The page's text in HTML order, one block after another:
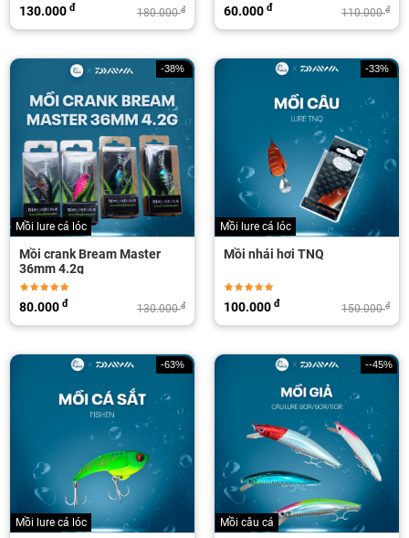
180.000đ
130.000 đ 110.000đ
60.000 đ
-38%
Mồi lure cá lóc
Mồi crank Bream Master
36mm 4.2g
130.000đ
80.000 đ
-33%
Mồi lure cá lóc
Mồi nhái hơi TNQ
150.000đ
100.000 đ
-63%
Mồi lure cá lóc
--45%
Mồi câu cá